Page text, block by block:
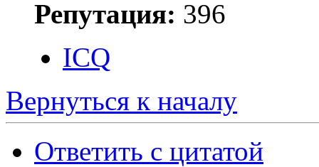
Репутация: 396
ICQ
Вернуться к началу
Ответить с цитатой